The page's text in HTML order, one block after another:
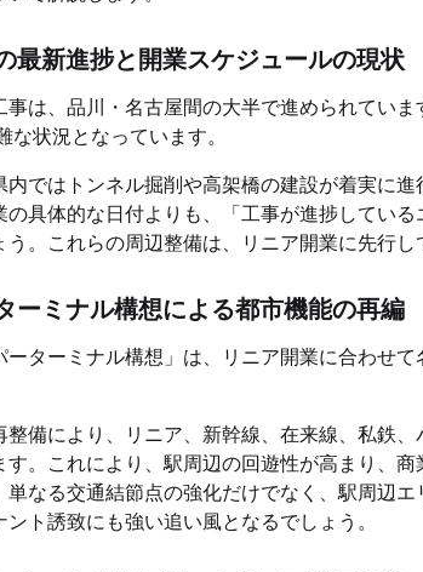
最新進捗と開業スケジュールの現状
事は、品川・名古屋間の大半で進められてい
状況となっています。
内ではトンネル掘削や高架橋の建設が着実に
具体的な日付よりも、「工事が進捗してい
。これらの周辺整備は、リニア開業に先行し
ーミナル構想による都市機能の再編
ターミナル構想」は、リニア開業に合わせ
備により、リニア、新幹線、在来線、私鉄
。これにより、駅周辺の回遊性が高まり、
なる交通結節点の強化だけでなく、駅周辺
ト誘致にも強い追い風となるでしょう。